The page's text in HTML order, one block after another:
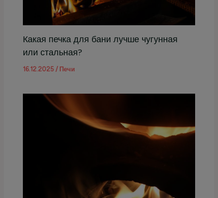
Какая печка для бани лучше чугунная
или стальная?
16.12.2025 / Печи